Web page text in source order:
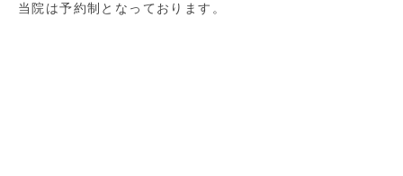
当院は予約制となっております。